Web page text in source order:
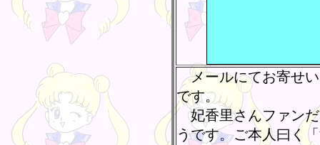
メールにてお寄せ
です。
妃香里さんファンだ
うです。ご本人曰く